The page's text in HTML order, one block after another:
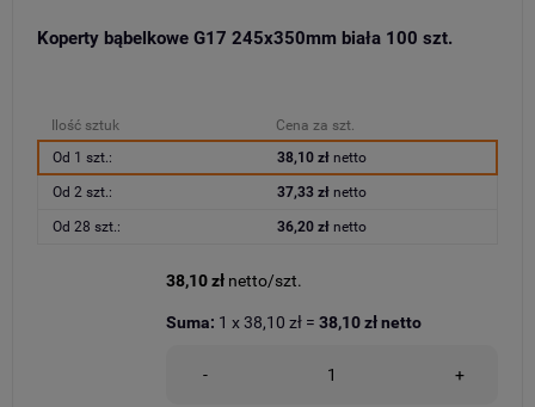
Koperty bąbelkowe G17 245x350mm biała 100 szt.
Ilość sztuk
Cena za szt.
Od 1 szt.:
38,10 złnetto
Od 2 szt.: 37,33 złnetto
Od 28 szt.: 36,20 złnetto
38,10 zł netto/szt.
- +
Suma: 1 x38,10 zł = 38,10 złnetto